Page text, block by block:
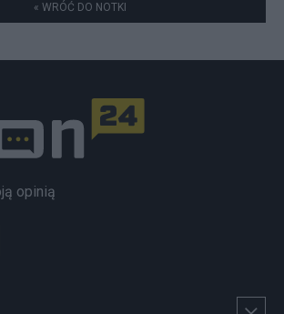
« WRÓĆ DO NOTKI
opinią